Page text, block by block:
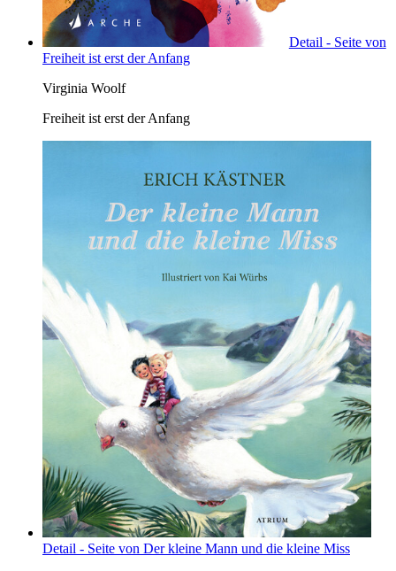
Detail - Seite von
Freiheit ist erst der Anfang
Virginia Woolf
Freiheit ist erst der Anfang
Detail - Seite von Der kleine Mann und die kleine Miss